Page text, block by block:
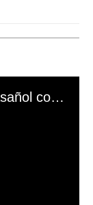
El mal momento de Yanina Gasañol con un hincha argentino en "Subrayado"